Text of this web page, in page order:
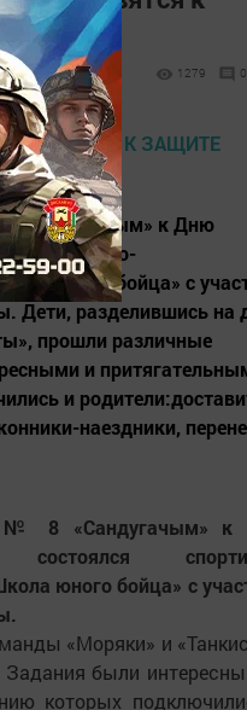
1279 0
«Сандугачым» к Дню
спортивно-
юного бойца» с
Дети, разделившись на
прошли различные
и
и
наездники,
№ 8 «Сандугачым» к
юного бойца» с
«Моряки» и
были
которых